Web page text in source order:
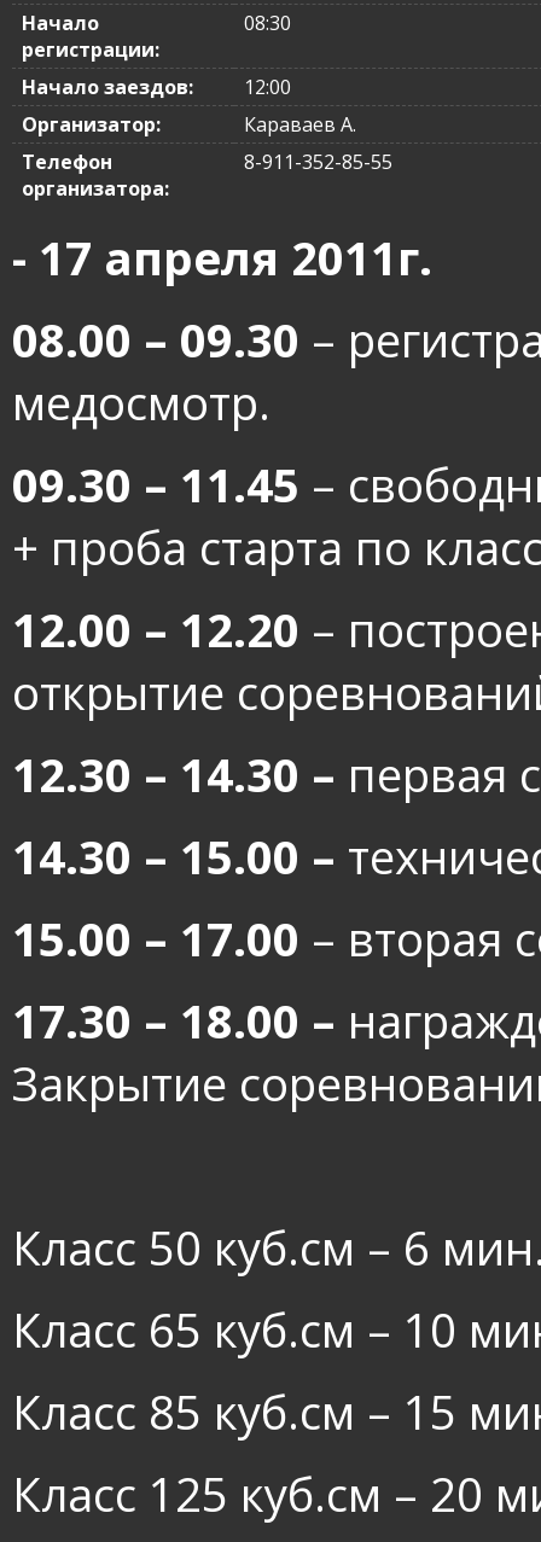
Начало
регистрации:
08:30
Начало заездов:
12:00
Организатор:
Караваев А.
Телефон
организатора:
8-911-352-85-55
- 17 апреля 2011г.
08.00 – 09.30 –
медосмотр.
09.30 – 11.45 –
+ проба старта по
12.00 – 12.20 –
открытие
12.30 – 14.30 – первая
14.30 – 15.00 –
15.00 – 17.00 – вторая
17.30 – 18.00 –
Закрытие
Класс 50 куб.см – 6
Класс 65 куб.см – 10
Класс 85 куб.см – 15
Класс 125 куб.см – 20